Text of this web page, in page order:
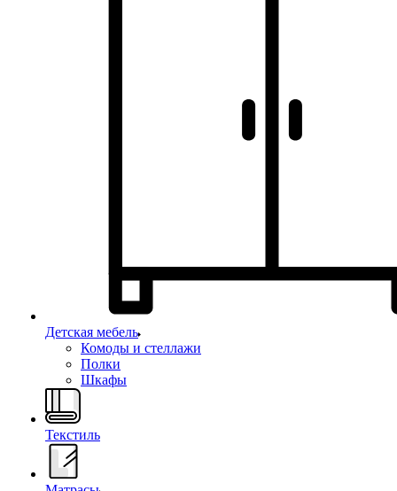
Детская мебель
Комоды и стеллажи
Полки
Шкафы
Текстиль